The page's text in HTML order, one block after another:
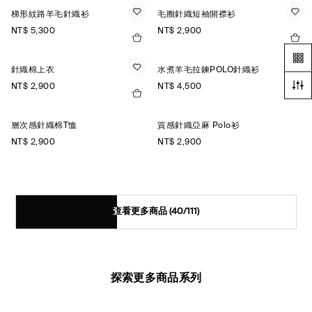
梯形紋路羊毛針織衫
NT$ 5,300
毛圈針織短袖開襟衫
NT$ 2,900
針織棉上衣
NT$ 2,900
水煮羊毛拉鍊POLO針織衫
NT$ 4,500
層次感針織棉T恤
NT$ 2,900
質感針織亞麻 Polo衫
NT$ 2,900
查看更多商品 (40/111)
探索更多商品系列